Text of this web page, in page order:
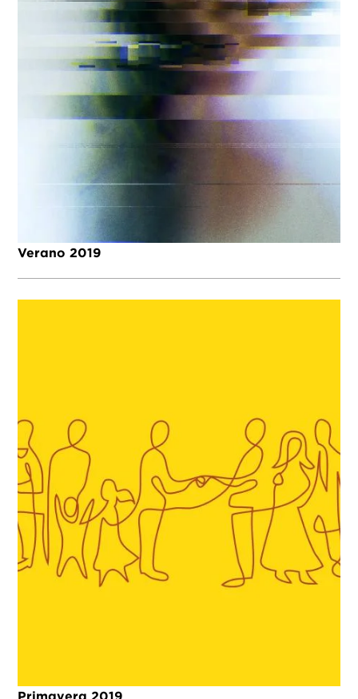
Verano 2019
Primavera 2019